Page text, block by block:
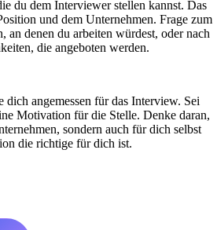
du dem Interviewer stellen kannst. Das
und dem Unternehmen. Frage zum
an denen du arbeiten würdest, oder nach
die angeboten werden.
angemessen für das Interview. Sei
Motivation für die Stelle. Denke daran,
sondern auch für dich selbst
die richtige für dich ist.